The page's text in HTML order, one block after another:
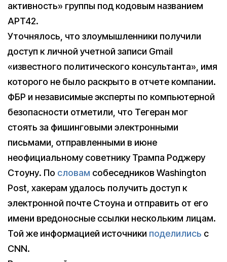
активность» группы под кодовым названием
APT42.
Уточнялось, что злоумышленники получили
доступ к личной учетной записи Gmail
«известного политического консультанта», имя
которого не было раскрыто в отчете компании.
ФБР и независимые эксперты по компьютерной
безопасности отметили, что Тегеран мог
стоять за фишинговыми электронными
письмами, отправленными в июне
неофициальному советнику Трампа Роджеру
Стоуну. По словам собеседников Washington
Post, хакерам удалось получить доступ к
электронной почте Стоуна и отправить от его
имени вредоносные ссылки нескольким лицам.
Той же информацией источники поделились с
CNN.